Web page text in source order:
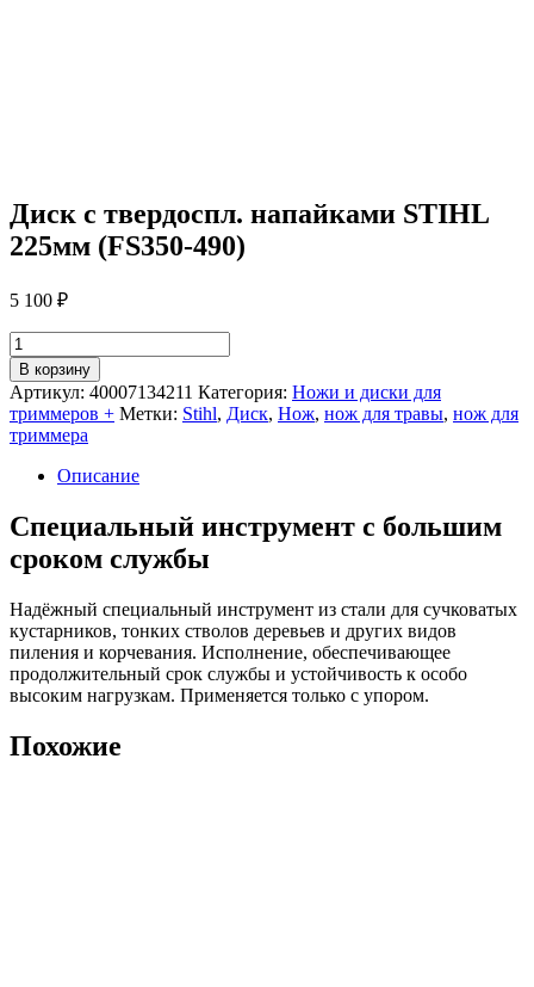
Диск с твердоспл. напайками STIHL
225мм (FS350-490)
5 100 ₽
Количество
товара
Диск
с
твердоспл.
напайками
STIHL
225мм
(FS350-
490)
В корзину
Артикул: 40007134211 Категория: Ножи и диски для
триммеров + Метки: Stihl, Диск, Нож, нож для травы, нож для
триммера
Описание
Специальный инструмент с большим
сроком службы
Надёжный специальный инструмент из стали для сучковатых
кустарников, тонких стволов деревьев и других видов
пиления и корчевания. Исполнение, обеспечивающее
продолжительный срок службы и устойчивость к особо
высоким нагрузкам. Применяется только с упором.
Похожие